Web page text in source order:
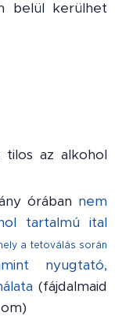
belül kerülhet
az alkohol
órában nem
tartalmú ital
a tetoválás során
nyugtató,
(fájdalmaid